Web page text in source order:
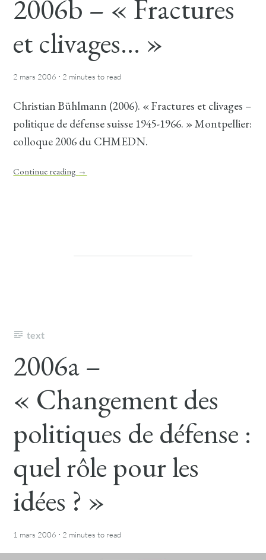
2006b – « Fractures
et clivages… »
2 mars 2006 · 2 minutes to read
Christian Bühlmann (2006). « Fractures et clivages –
politique de défense suisse 1945-1966. » Montpellier:
colloque 2006 du CHMEDN.
Continue reading →
text
2006a –
« Changement des
politiques de défense :
quel rôle pour les
idées ? »
1 mars 2006 · 2 minutes to read